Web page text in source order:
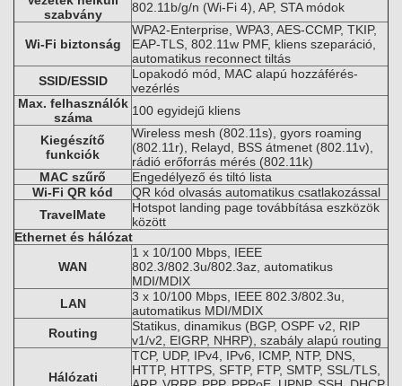
szabvány
802.11b/g/n (Wi-Fi 4), AP, STA módok
Wi-Fi biztonság
WPA2-Enterprise, WPA3, AES-CCMP, TKIP,
EAP-TLS, 802.11w PMF, kliens szeparáció,
automatikus reconnect tiltás
SSID/ESSID
Lopakodó mód, MAC alapú hozzáférés-
vezérlés
Max. felhasználók
száma
100 egyidejű kliens
Kiegészítő
funkciók
Wireless mesh (802.11s), gyors roaming
(802.11r), Relayd, BSS átmenet (802.11v),
rádió erőforrás mérés (802.11k)
MAC szűrő
Engedélyező és tiltó lista
Wi-Fi QR kód
QR kód olvasás automatikus csatlakozással
TravelMate
Hotspot landing page továbbítása eszközök
között
Ethernet és hálózat
WAN
1 x 10/100 Mbps, IEEE
802.3/802.3u/802.3az, automatikus
MDI/MDIX
LAN
3 x 10/100 Mbps, IEEE 802.3/802.3u,
automatikus MDI/MDIX
Routing
Statikus, dinamikus (BGP, OSPF v2, RIP
v1/v2, EIGRP, NHRP), szabály alapú routing
Hálózati
TCP, UDP, IPv4, IPv6, ICMP, NTP, DNS,
HTTP, HTTPS, SFTP, FTP, SMTP, SSL/TLS,